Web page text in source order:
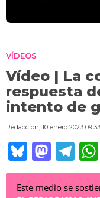
VÍDEOS
Vídeo | La
respuesta
intento de
Redaccion, 10 enero 2023 09:33
Bl
u
e
M
a
st
T
el
e
Este medio se